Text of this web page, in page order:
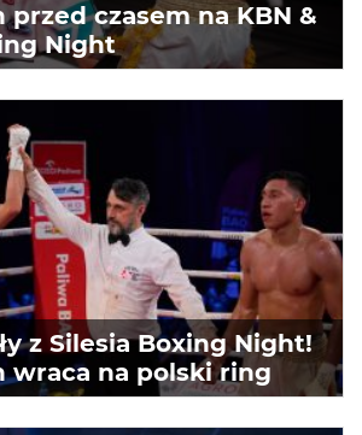
przed czasem na KBN &
Night
z Silesia Boxing Night!
wraca na polski ring